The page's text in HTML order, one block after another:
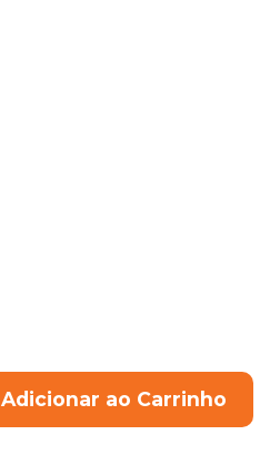
Adicionar ao Carrinho